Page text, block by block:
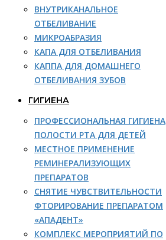
ВНУТРИКАНАЛЬНОЕ
ОТБЕЛИВАНИЕ
МИКРОАБРАЗИЯ
КАПА ДЛЯ ОТБЕЛИВАНИЯ
КАППА ДЛЯ ДОМАШНЕГО
ОТБЕЛИВАНИЯ ЗУБОВ
ГИГИЕНА
ПРОФЕССИОНАЛЬНАЯ ГИГИЕНА
ПОЛОСТИ РТА ДЛЯ ДЕТЕЙ
МЕСТНОЕ ПРИМЕНЕНИЕ
РЕМИНЕРАЛИЗУЮЩИХ
ПРЕПАРАТОВ
СНЯТИЕ ЧУВСТВИТЕЛЬНОСТИ
ФТОРИРОВАНИЕ ПРЕПАРАТОМ
«АПАДЕНТ»
КОМПЛЕКС МЕРОПРИЯТИЙ ПО